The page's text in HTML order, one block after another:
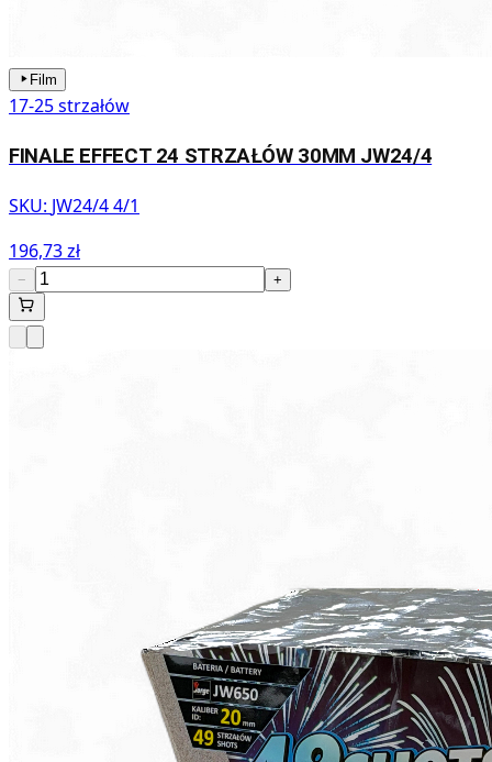
Film
17-25 strzałów
FINALE EFFECT 24 STRZAŁÓW 30MM JW24/4
SKU: JW24/4 4/1
196,73 zł
− +